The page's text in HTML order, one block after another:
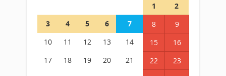
1
2
3
4 5 6 7 8
9
10
11 12 13 14 15
16
17
18 19 20 21 22
23